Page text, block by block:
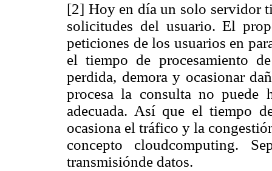
[2] Hoy en día un solo servidor
solicitudes del usuario. El
peticiones de los usuarios en
el tiempo de procesamiento
perdida, demora y ocasionar
procesa la consulta no puede
adecuada. Así que el tiempo
ocasiona el tráfico y la
concepto cloudcomputing.
transmisiónde datos.